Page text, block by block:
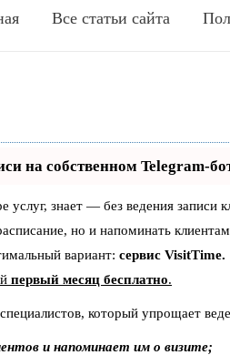
Все статьи сайта
на собственном Telegram-
услуг, знает — без ведения записи
но и напоминать
вариант: сервис VisitTime.
первый месяц бесплатно.
который упрощает
и напоминает им о визите;